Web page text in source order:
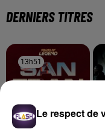
DERNIERS TITRES
13h51
13h51
Le respect de